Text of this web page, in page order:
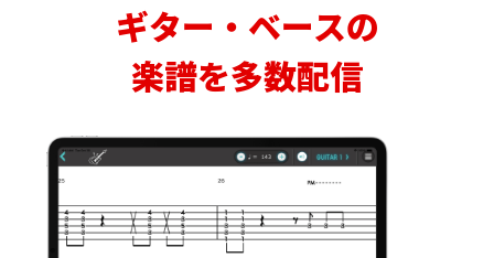
ギター・ベースの
楽譜を多数配信